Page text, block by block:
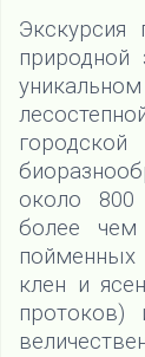
природной
около 800
более чем
пойменных
клен и